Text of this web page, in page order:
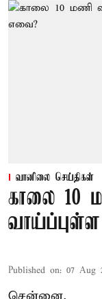
வானிலை செய்திகள்
காலை 10
Published on: 07 Aug
சென்னை,